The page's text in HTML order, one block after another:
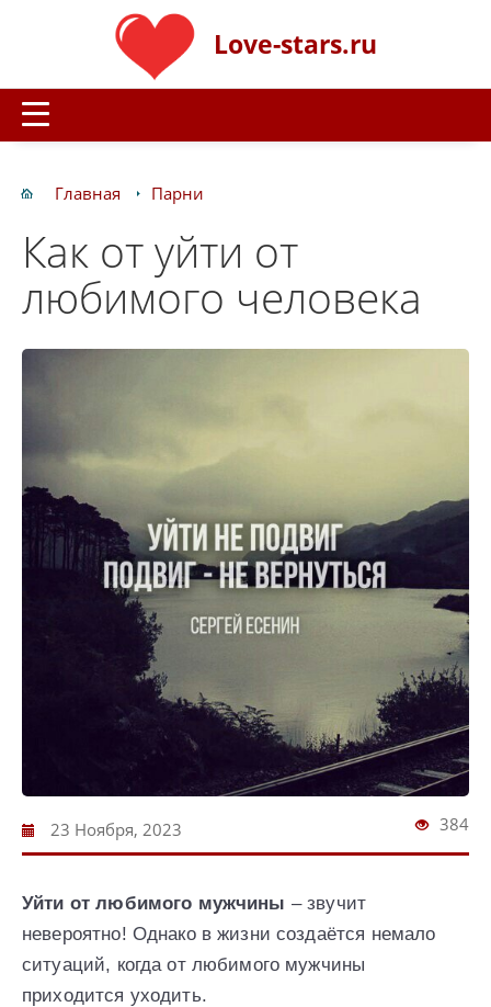
Love-stars.ru
Главная Парни
Как от уйти от
любимого человека
23 Ноября, 2023 384
Уйти от любимого мужчины – звучит
невероятно! Однако в жизни создаётся немало
ситуаций, когда от любимого мужчины
приходится уходить.